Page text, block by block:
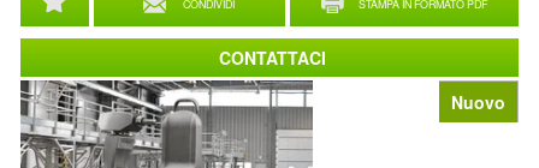
Nuovo
CONDIVIDI STAMPA IN FORMATO PDF
CONTATTACI